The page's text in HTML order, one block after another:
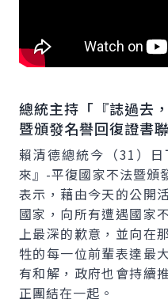
總統主持「『誌過去
暨頒發名譽回復證書聯
賴清德總統今（31）
來』-平復國家不法暨頒
表示，藉由今天的公開
國家，向所有遭遇國家
上最深的歉意，並向在
牲的每一位前輩表達最
有和解，政府也會持續
正團結在一起。